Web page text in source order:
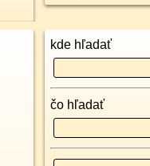
kde hľadať
čo hľadať